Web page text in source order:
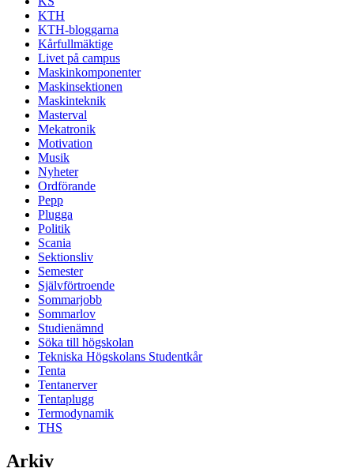
KTH
KTH-bloggarna
Kårfullmäktige
Livet på campus
Maskinkomponenter
Maskinsektionen
Maskinteknik
Masterval
Mekatronik
Motivation
Musik
Nyheter
Ordförande
Pepp
Plugga
Politik
Scania
Sektionsliv
Semester
Självförtroende
Sommarjobb
Sommarlov
Studienämnd
Söka till högskolan
Tekniska Högskolans Studentkår
Tenta
Tentanerver
Tentaplugg
Termodynamik
THS
Arkiv